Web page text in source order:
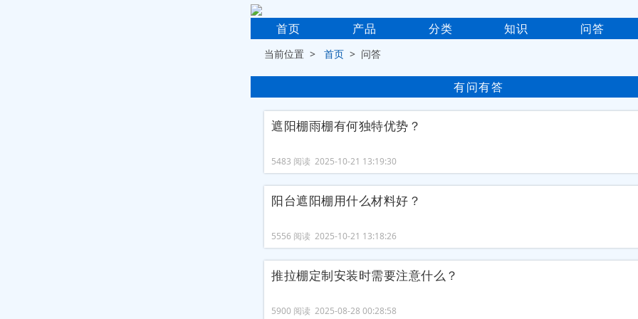
首页 产品 分类 知识 问答
当前位置 >首页 > 问答
有问有答
遮阳棚雨棚有何独特优势？
5483 阅读 2025-10-21 13:19:30
阳台遮阳棚用什么材料好？
5556 阅读 2025-10-21 13:18:26
推拉棚定制安装时需要注意什么？
5900 阅读 2025-08-28 00:28:58